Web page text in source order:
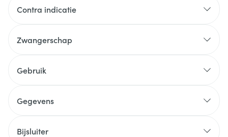
Contra indicatie
Zwangerschap
Gebruik
Gegevens
Bijsluiter